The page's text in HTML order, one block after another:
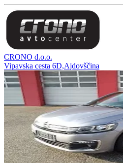
CRONO d.o.o.
Vipavska cesta 6D,Ajdovščina